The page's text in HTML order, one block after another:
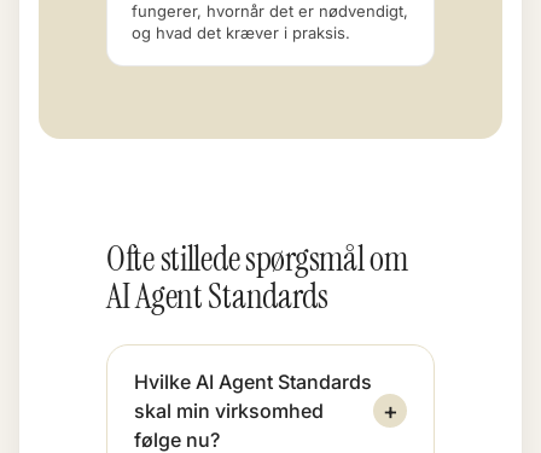
fungerer, hvornår det er nødvendigt,
og hvad det kræver i praksis.
Ofte stillede spørgsmål om
AI Agent Standards
Hvilke AI Agent Standards
skal min virksomhed
følge nu?
+